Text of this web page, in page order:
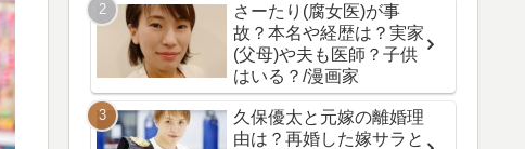
さーたり(腐女医)が事
故？本名や経歴は？実家
(父母)や夫も医師？子供
はいる？/漫画家
久保優太と元嫁の離婚理
由は？再婚した嫁サラと